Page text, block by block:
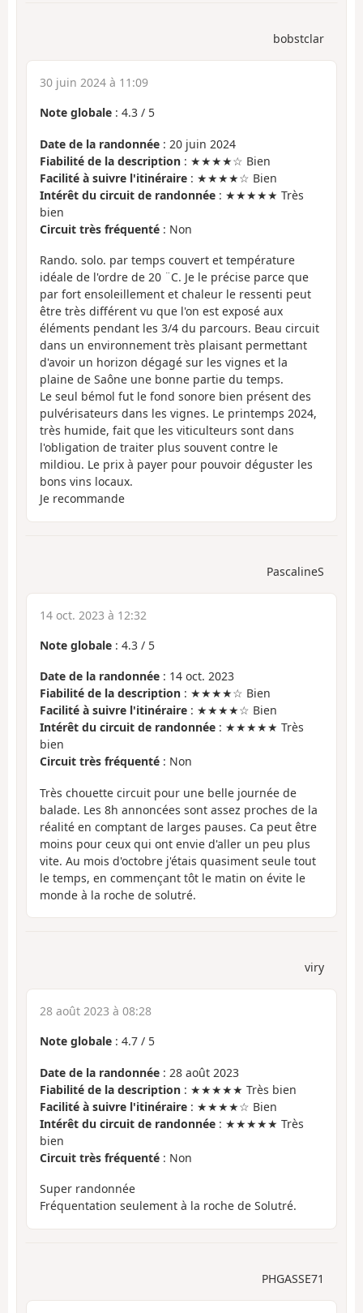
bobstclar
30 juin 2024 à 11:09
Note globale : 4.3 / 5
Date de la randonnée : 20 juin 2024
Fiabilité de la description : ★★★★☆ Bien
Facilité à suivre l'itinéraire : ★★★★☆ Bien
Intérêt du circuit de randonnée : ★★★★★ Très
bien
Circuit très fréquenté : Non
Rando. solo. par temps couvert et température
idéale de l'ordre de 20 ¨C. Je le précise parce que
par fort ensoleillement et chaleur le ressenti peut
être très différent vu que l'on est exposé aux
éléments pendant les 3/4 du parcours. Beau circuit
dans un environnement très plaisant permettant
d'avoir un horizon dégagé sur les vignes et la
plaine de Saône une bonne partie du temps.
Le seul bémol fut le fond sonore bien présent des
pulvérisateurs dans les vignes. Le printemps 2024,
très humide, fait que les viticulteurs sont dans
l'obligation de traiter plus souvent contre le
mildiou. Le prix à payer pour pouvoir déguster les
bons vins locaux.
Je recommande
PascalineS
14 oct. 2023 à 12:32
Note globale : 4.3 / 5
Date de la randonnée : 14 oct. 2023
Fiabilité de la description : ★★★★☆ Bien
Facilité à suivre l'itinéraire : ★★★★☆ Bien
Intérêt du circuit de randonnée : ★★★★★ Très
bien
Circuit très fréquenté : Non
Très chouette circuit pour une belle journée de
balade. Les 8h annoncées sont assez proches de la
réalité en comptant de larges pauses. Ca peut être
moins pour ceux qui ont envie d'aller un peu plus
vite. Au mois d'octobre j'étais quasiment seule tout
le temps, en commençant tôt le matin on évite le
monde à la roche de solutré.
viry
28 août 2023 à 08:28
Note globale : 4.7 / 5
Date de la randonnée : 28 août 2023
Fiabilité de la description : ★★★★★ Très bien
Facilité à suivre l'itinéraire : ★★★★☆ Bien
Intérêt du circuit de randonnée : ★★★★★ Très
bien
Circuit très fréquenté : Non
Super randonnée
Fréquentation seulement à la roche de Solutré.
PHGASSE71